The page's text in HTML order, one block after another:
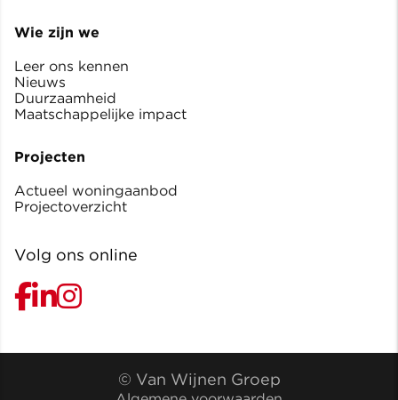
Wie zijn we
Leer ons kennen
Nieuws
Duurzaamheid
Maatschappelijke impact
Projecten
Actueel woningaanbod
Projectoverzicht
Volg ons online
© Van Wijnen Groep